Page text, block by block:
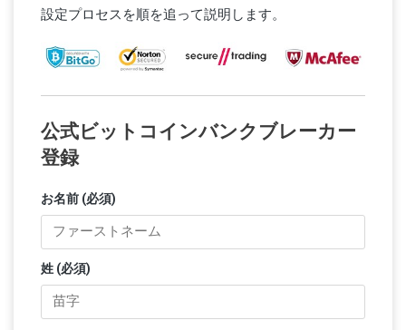
設定プロセスを順を追って説明します。
公式ビットコインバンクブレーカー
登録
お名前 (必須)
姓 (必須)